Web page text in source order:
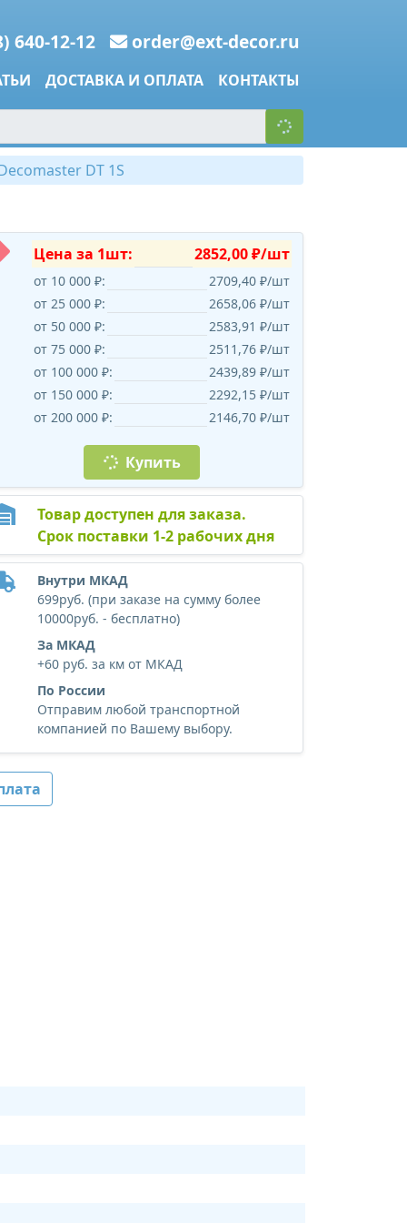
640-12-12 order@ext-decor.ru
ДОСТАВКА И ОПЛАТА КОНТАКТЫ
DT 1S
Цена за 1шт: 2852,00 ₽/шт
от 10 000 ₽:
2709,40 ₽/шт
от 25 000 ₽:
2658,06 ₽/шт
от 50 000 ₽:
2583,91 ₽/шт
от 75 000 ₽:
2511,76 ₽/шт
от 100 000 ₽:
2439,89 ₽/шт
от 150 000 ₽:
2292,15 ₽/шт
от 200 000 ₽:
2146,70 ₽/шт
Купить
Товар доступен для заказа.
Срок поставки 1-2 рабочих дня
Внутри МКАД
699руб. (при заказе на сумму более
10000руб. - бесплатно)
За МКАД
+60 руб. за км от МКАД
По России
Отправим любой транспортной
компанией по Вашему выбору.